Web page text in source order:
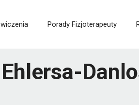
Porady Fizjoterapeuty